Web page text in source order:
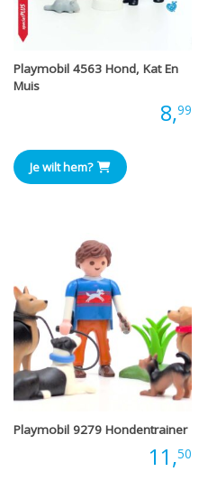
Playmobil 4563 Hond, Kat En
Muis
8,99
Je wilt hem?
Playmobil 9279 Hondentrainer
11,50